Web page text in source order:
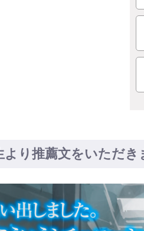
より推薦文をいただき